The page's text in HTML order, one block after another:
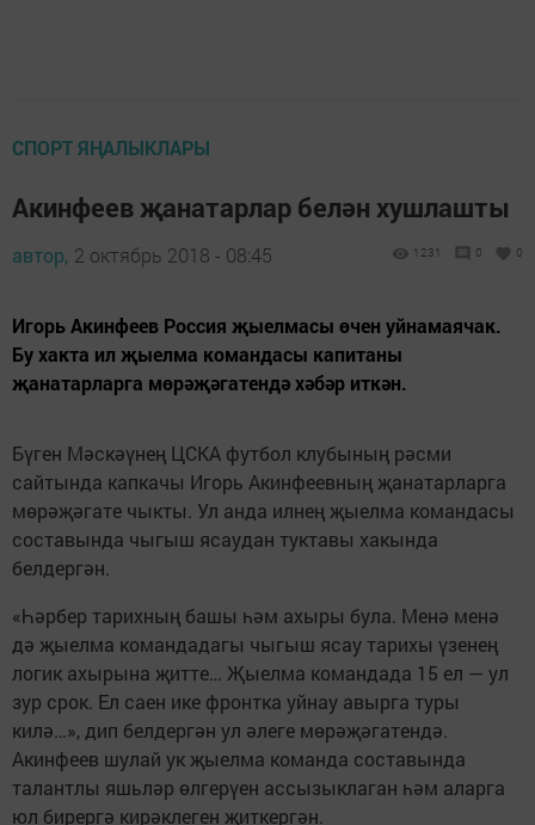
СПОРТ ЯҢАЛЫКЛАРЫ
Акинфеев җанатарлар белән хушлашты
автор, 2 октябрь 2018 - 08:45 1231 0 0
Игорь Акинфеев Россия җыелмасы өчен уйнамаячак.
Бу хакта ил җыелма командасы капитаны
җанатарларга мөрәҗәгатендә хәбәр иткән.
Бүген Мәскәүнең ЦСКА футбол клубының рәсми
сайтында капкачы Игорь Акинфеевның җанатарларга
мөрәҗәгате чыкты. Ул анда илнең җыелма командасы
составында чыгыш ясаудан туктавы хакында
белдергән.
«Һәрбер тарихның башы һәм ахыры була. Менә менә
дә җыелма командадагы чыгыш ясау тарихы үзенең
логик ахырына җитте… Җыелма командада 15 ел — ул
зур срок. Ел саен ике фронтка уйнау авырга туры
килә…», дип белдергән ул әлеге мөрәҗәгатендә.
Акинфеев шулай ук җыелма команда составында
талантлы яшьләр өлгерүен ассызыклаган һәм аларга
юл бирергә кирәклеген җиткергән.